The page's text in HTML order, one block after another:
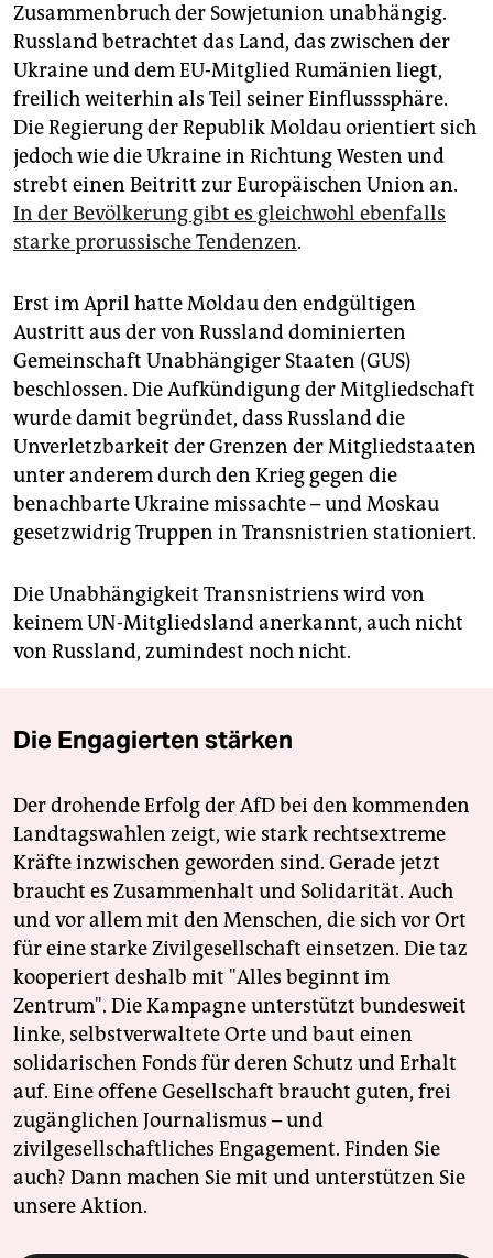
Zusammenbruch der Sowjetunion unabhängig.
Russland betrachtet das Land, das zwischen der
Ukraine und dem EU-Mitglied Rumänien liegt,
freilich weiterhin als Teil seiner Einflusssphäre.
Die Regierung der Republik Moldau orientiert sich
jedoch wie die Ukraine in Richtung Westen und
strebt einen Beitritt zur Europäischen Union an.
In der Bevölkerung gibt es gleichwohl ebenfalls
starke prorussische Tendenzen.
Erst im April hatte Moldau den endgültigen
Austritt aus der von Russland dominierten
Gemeinschaft Unabhängiger Staaten (GUS)
beschlossen. Die Aufkündigung der Mitgliedschaft
wurde damit begründet, dass Russland die
Unverletzbarkeit der Grenzen der Mitgliedstaaten
unter anderem durch den Krieg gegen die
benachbarte Ukraine missachte – und Moskau
gesetzwidrig Truppen in Transnistrien stationiert.
Die Unabhängigkeit Transnistriens wird von
keinem UN-Mitgliedsland anerkannt, auch nicht
von Russland, zumindest noch nicht.
Die Engagierten stärken
Der drohende Erfolg der AfD bei den kommenden
Landtagswahlen zeigt, wie stark rechtsextreme
Kräfte inzwischen geworden sind. Gerade jetzt
braucht es Zusammenhalt und Solidarität. Auch
und vor allem mit den Menschen, die sich vor Ort
für eine starke Zivilgesellschaft einsetzen. Die taz
kooperiert deshalb mit "Alles beginnt im
Zentrum". Die Kampagne unterstützt bundesweit
linke, selbstverwaltete Orte und baut einen
solidarischen Fonds für deren Schutz und Erhalt
auf. Eine offene Gesellschaft braucht guten, frei
zugänglichen Journalismus – und
zivilgesellschaftliches Engagement. Finden Sie
auch? Dann machen Sie mit und unterstützen Sie
unsere Aktion.